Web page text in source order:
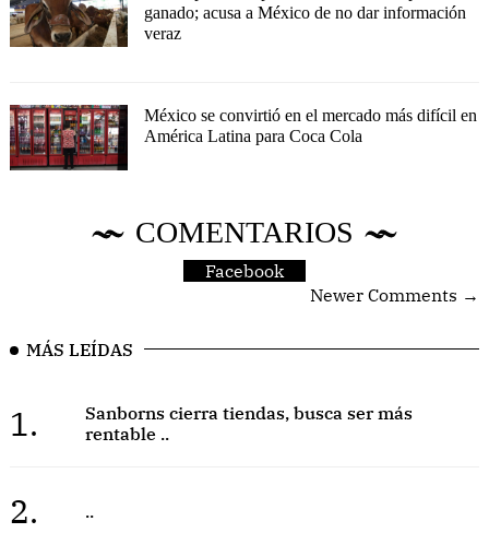
ganado; acusa a México de no dar información
veraz
México se convirtió en el mercado más difícil en
América Latina para Coca Cola
COMENTARIOS
Facebook
Newer Comments →
MÁS LEÍDAS
1.
Sanborns cierra tiendas, busca ser más
rentable ..
2. ..